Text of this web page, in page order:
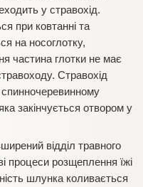
у стравохід.
при ковтанні та
на носоглотку,
частина глотки не має
Стравохід
закінчується отвором у
відділ травного
процеси розщеплення їжі
шлунка коливається